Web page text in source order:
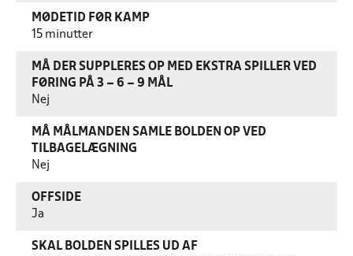
MØDETID FØR KAMP
15 minutter
MÅ DER SUPPLERES OP MED EKSTRA SPILLER VED
FØRING PÅ 3 – 6 – 9 MÅL
Nej
MÅ MÅLMANDEN SAMLE BOLDEN OP VED
TILBAGELÆGNING
Nej
OFFSIDE
Ja
SKAL BOLDEN SPILLES UD AF